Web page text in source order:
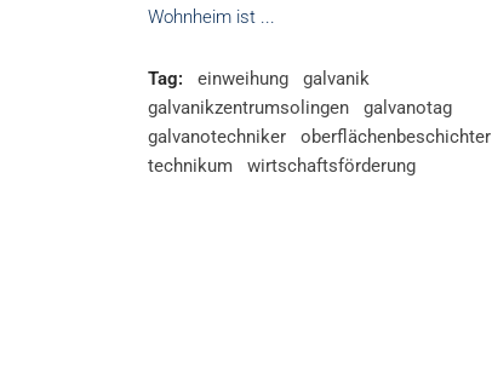
Wohnheim ist
Tag: einweihung
galvanik
galvanikzentrumsolingen
galvanotag
galvanotechniker
oberflächenbeschichter
technikum
wirtschaftsförderung